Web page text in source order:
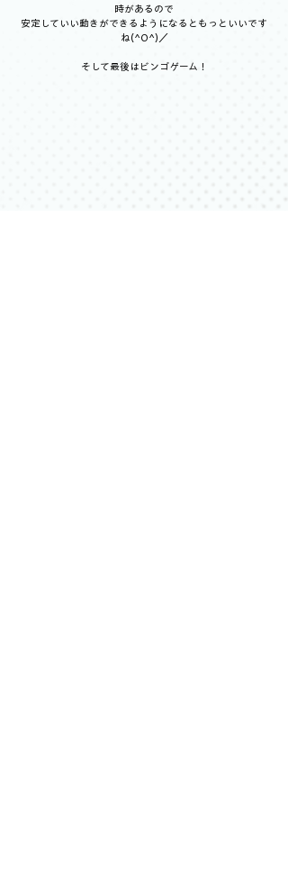
時があるので
安定していい動きができるようになるともっといいです
ね(^O^)／
そして最後はビンゴゲーム！